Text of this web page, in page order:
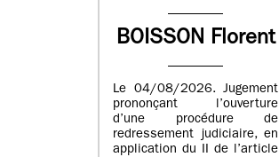
BOISSON Florent
Le 04/08/2026. Jugement
prononçant l’ouverture
d’une procédure de
redressement judiciaire, en
application du II de l’article